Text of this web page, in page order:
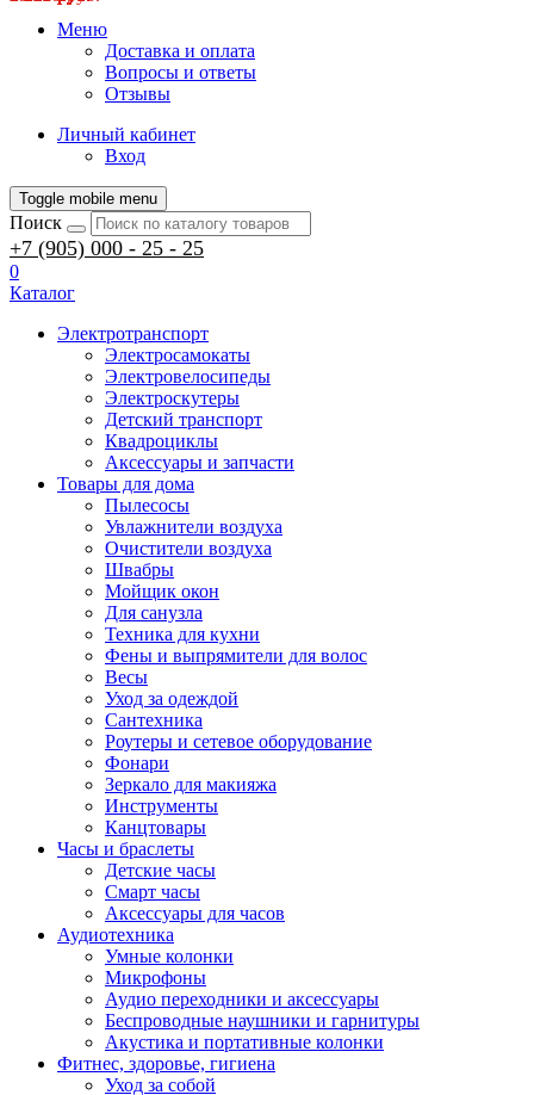
Меню
Доставка и оплата
Вопросы и ответы
Отзывы
Личный кабинет
Вход
Toggle mobile menu
Поиск
+7 (905) 000 - 25 - 25
0
Каталог
Электротранспорт
Электросамокаты
Электровелосипеды
Электроскутеры
Детский транспорт
Квадроциклы
Аксессуары и запчасти
Товары для дома
Пылесосы
Увлажнители воздуха
Очистители воздуха
Швабры
Мойщик окон
Для санузла
Техника для кухни
Фены и выпрямители для волос
Весы
Уход за одеждой
Сантехника
Роутеры и сетевое оборудование
Фонари
Зеркало для макияжа
Инструменты
Канцтовары
Часы и браслеты
Детские часы
Смарт часы
Аксессуары для часов
Аудиотехника
Умные колонки
Микрофоны
Аудио переходники и аксессуары
Беспроводные наушники и гарнитуры
Акустика и портативные колонки
Фитнес, здоровье, гигиена
Уход за собой